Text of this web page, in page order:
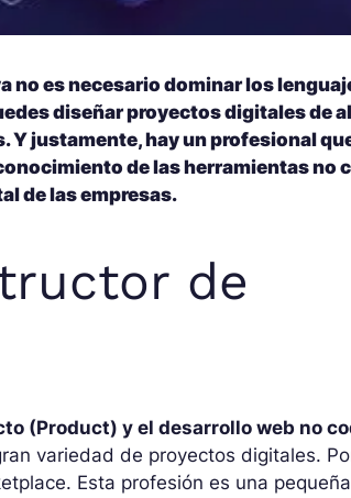
no es necesario dominar los
diseñar proyectos digitales de
justamente, hay un profesional
de las herramientas no
de las empresas.
de
(Product) y el desarrollo web no
variedad de proyectos digitales.
Esta profesión es una